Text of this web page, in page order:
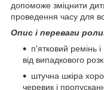
допоможе зміцнити
проведення часу для
Опис і переваги
п'ятковий ремінь
від випадкового
штучна шкіра
черевик і